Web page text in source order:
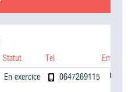
Statut Tel Email
En exercice 0647269115